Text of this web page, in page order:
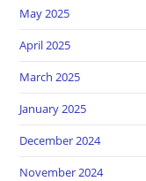
May 2025
April 2025
March 2025
January 2025
December 2024
November 2024